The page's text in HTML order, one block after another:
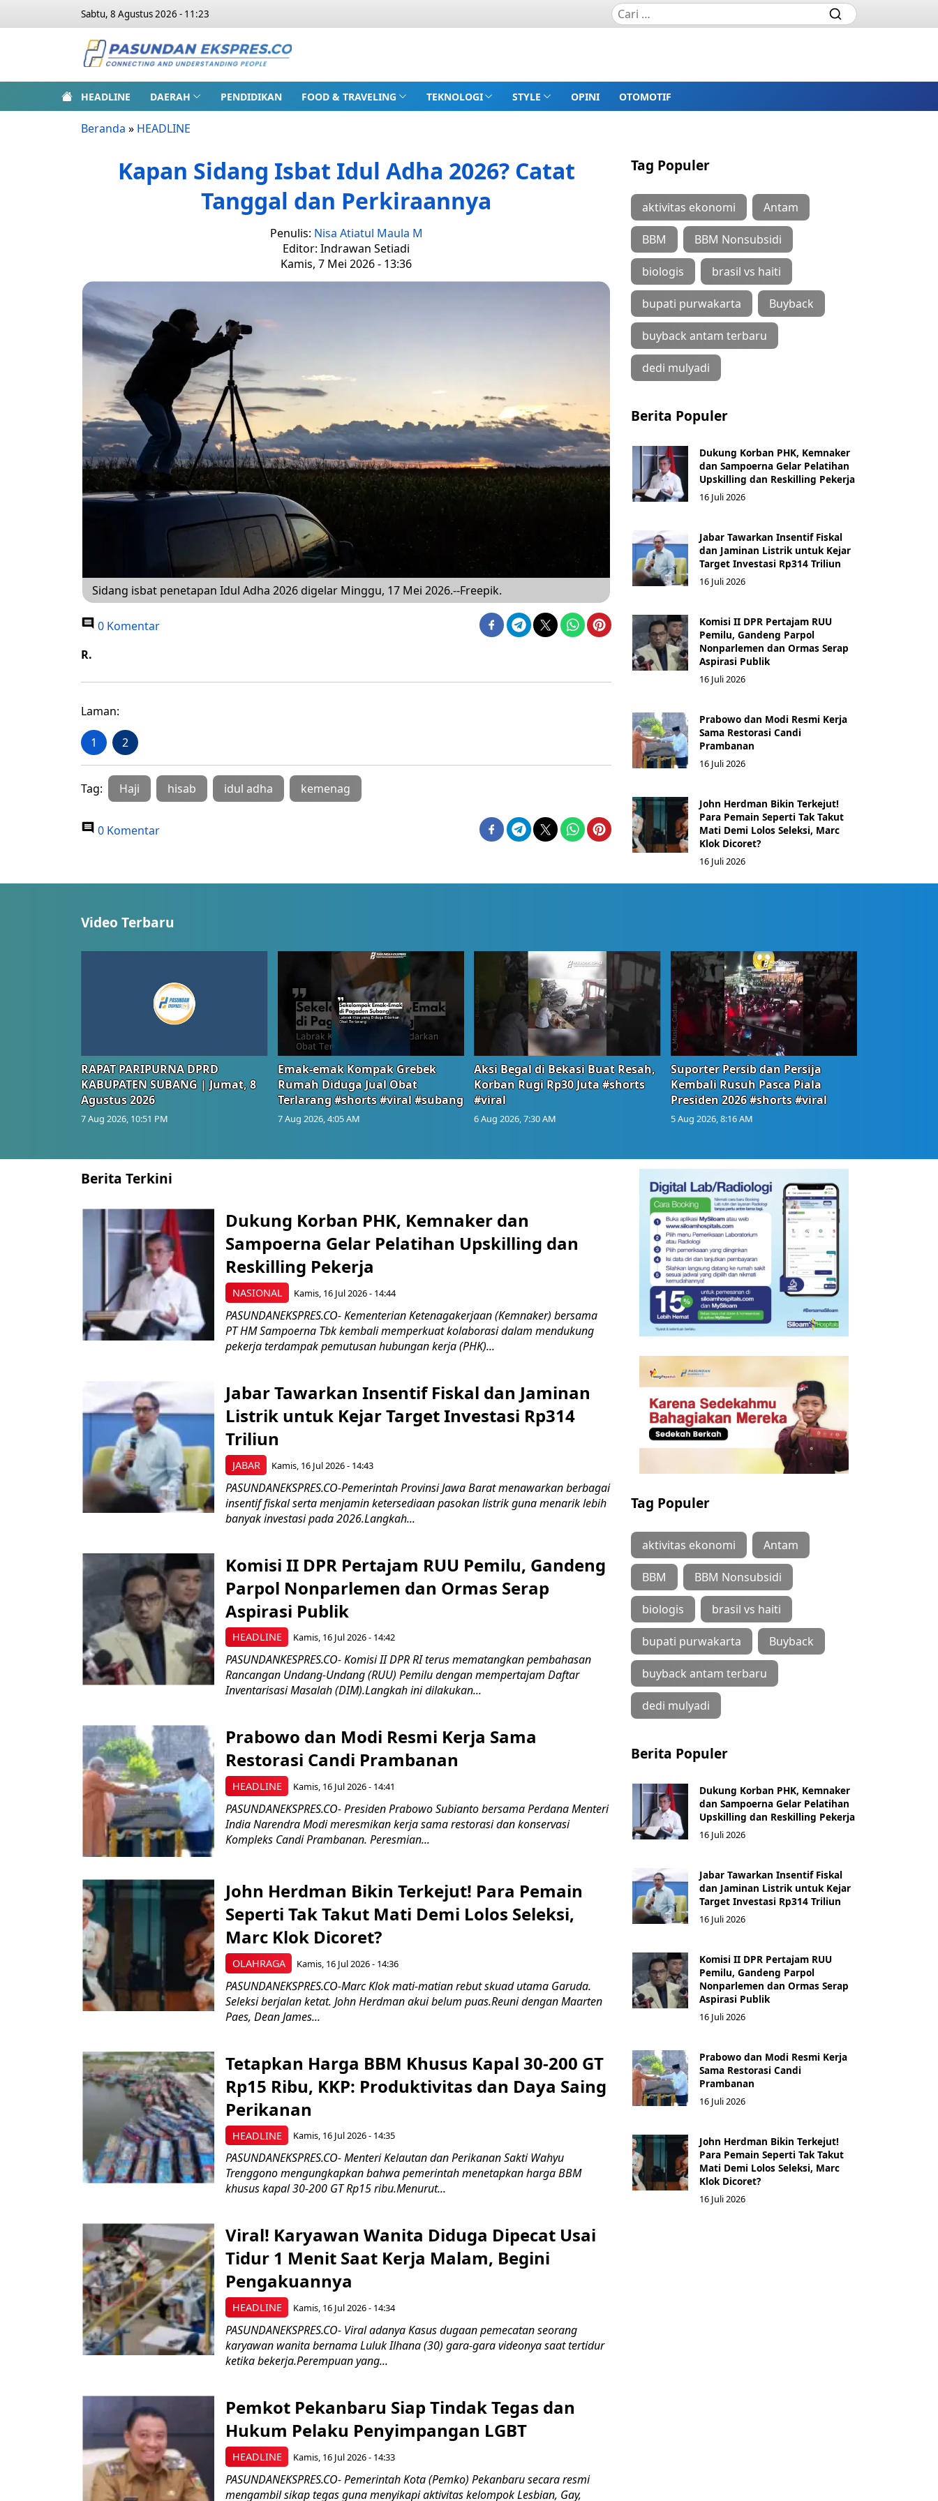
Sabtu, 8 Agustus 2026 - 11:23
HEADLINE DAERAH PENDIDIKAN FOOD & TRAVELING TEKNOLOGI STYLE OPINI OTOMOTIF
Beranda » HEADLINE
Kapan Sidang Isbat Idul Adha 2026? Catat
Tanggal dan Perkiraannya
Penulis: Nisa Atiatul Maula M
Editor: Indrawan Setiadi
Kamis, 7 Mei 2026 - 13:36
Sidang isbat penetapan Idul Adha 2026 digelar Minggu, 17 Mei 2026.--Freepik.
0 Komentar
R.
Laman:
1 2
Tag: Haji hisab idul adha kemenag
0 Komentar
Tag Populer
aktivitas ekonomi Antam
BBM BBM Nonsubsidi
biologis brasil vs haiti
bupati purwakarta Buyback
buyback antam terbaru
dedi mulyadi
Berita Populer
Dukung Korban PHK, Kemnaker
dan Sampoerna Gelar Pelatihan
Upskilling dan Reskilling Pekerja
16 Juli 2026
Jabar Tawarkan Insentif Fiskal
dan Jaminan Listrik untuk Kejar
Target Investasi Rp314 Triliun
16 Juli 2026
Komisi II DPR Pertajam RUU
Pemilu, Gandeng Parpol
Nonparlemen dan Ormas Serap
Aspirasi Publik
16 Juli 2026
Prabowo dan Modi Resmi Kerja
Sama Restorasi Candi
Prambanan
16 Juli 2026
John Herdman Bikin Terkejut!
Para Pemain Seperti Tak Takut
Mati Demi Lolos Seleksi, Marc
Klok Dicoret?
16 Juli 2026
Video Terbaru
RAPAT PARIPURNA DPRD
KABUPATEN SUBANG | Jumat, 8
Agustus 2026
7 Aug 2026, 10:51 PM
Emak-emak Kompak Grebek
Rumah Diduga Jual Obat
Terlarang #shorts #viral #subang
7 Aug 2026, 4:05 AM
Aksi Begal di Bekasi Buat Resah,
Korban Rugi Rp30 Juta #shorts
#viral
6 Aug 2026, 7:30 AM
Suporter Persib dan Persija
Kembali Rusuh Pasca Piala
Presiden 2026 #shorts #viral
5 Aug 2026, 8:16 AM
Berita Terkini
NASIONAL
Dukung Korban PHK, Kemnaker dan
Sampoerna Gelar Pelatihan Upskilling dan
Reskilling Pekerja
Kamis, 16 Jul 2026 - 14:44
PASUNDANEKSPRES.CO- Kementerian Ketenagakerjaan (Kemnaker) bersama
PT HM Sampoerna Tbk kembali memperkuat kolaborasi dalam mendukung
pekerja terdampak pemutusan hubungan kerja (PHK)...
JABAR
Jabar Tawarkan Insentif Fiskal dan Jaminan
Listrik untuk Kejar Target Investasi Rp314
Triliun
Kamis, 16 Jul 2026 - 14:43
PASUNDANEKSPRES.CO-Pemerintah Provinsi Jawa Barat menawarkan berbagai
insentif fiskal serta menjamin ketersediaan pasokan listrik guna menarik lebih
banyak investasi pada 2026.Langkah...
HEADLINE
Komisi II DPR Pertajam RUU Pemilu, Gandeng
Parpol Nonparlemen dan Ormas Serap
Aspirasi Publik
Kamis, 16 Jul 2026 - 14:42
PASUNDANKESPRES.CO- Komisi II DPR RI terus mematangkan pembahasan
Rancangan Undang-Undang (RUU) Pemilu dengan mempertajam Daftar
Inventarisasi Masalah (DIM).Langkah ini dilakukan...
HEADLINE
Prabowo dan Modi Resmi Kerja Sama
Restorasi Candi Prambanan
Kamis, 16 Jul 2026 - 14:41
PASUNDANEKSPRES.CO- Presiden Prabowo Subianto bersama Perdana Menteri
India Narendra Modi meresmikan kerja sama restorasi dan konservasi
Kompleks Candi Prambanan. Peresmian...
OLAHRAGA
John Herdman Bikin Terkejut! Para Pemain
Seperti Tak Takut Mati Demi Lolos Seleksi,
Marc Klok Dicoret?
Kamis, 16 Jul 2026 - 14:36
PASUNDANEKSPRES.CO-Marc Klok mati-matian rebut skuad utama Garuda.
Seleksi berjalan ketat. John Herdman akui belum puas.Reuni dengan Maarten
Paes, Dean James...
HEADLINE
Tetapkan Harga BBM Khusus Kapal 30-200 GT
Rp15 Ribu, KKP: Produktivitas dan Daya Saing
Perikanan
Kamis, 16 Jul 2026 - 14:35
PASUNDANEKSPRES.CO- Menteri Kelautan dan Perikanan Sakti Wahyu
Trenggono mengungkapkan bahwa pemerintah menetapkan harga BBM
khusus kapal 30-200 GT Rp15 ribu.Menurut...
HEADLINE
Viral! Karyawan Wanita Diduga Dipecat Usai
Tidur 1 Menit Saat Kerja Malam, Begini
Pengakuannya
Kamis, 16 Jul 2026 - 14:34
PASUNDANEKSPRES.CO- Viral adanya Kasus dugaan pemecatan seorang
karyawan wanita bernama Luluk Ilhana (30) gara-gara videonya saat tertidur
ketika bekerja.Perempuan yang...
HEADLINE
Pemkot Pekanbaru Siap Tindak Tegas dan
Hukum Pelaku Penyimpangan LGBT
Kamis, 16 Jul 2026 - 14:33
PASUNDANEKSPRES.CO- Pemerintah Kota (Pemko) Pekanbaru secara resmi
mengambil sikap tegas guna menyikapi aktivitas kelompok Lesbian, Gay,
Tag Populer
aktivitas ekonomi Antam
BBM BBM Nonsubsidi
biologis brasil vs haiti
bupati purwakarta Buyback
buyback antam terbaru
dedi mulyadi
Berita Populer
Dukung Korban PHK, Kemnaker
dan Sampoerna Gelar Pelatihan
Upskilling dan Reskilling Pekerja
16 Juli 2026
Jabar Tawarkan Insentif Fiskal
dan Jaminan Listrik untuk Kejar
Target Investasi Rp314 Triliun
16 Juli 2026
Komisi II DPR Pertajam RUU
Pemilu, Gandeng Parpol
Nonparlemen dan Ormas Serap
Aspirasi Publik
16 Juli 2026
Prabowo dan Modi Resmi Kerja
Sama Restorasi Candi
Prambanan
16 Juli 2026
John Herdman Bikin Terkejut!
Para Pemain Seperti Tak Takut
Mati Demi Lolos Seleksi, Marc
Klok Dicoret?
16 Juli 2026